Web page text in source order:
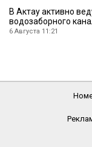
В Актау активно
водозаборного
6 Августа 11:21